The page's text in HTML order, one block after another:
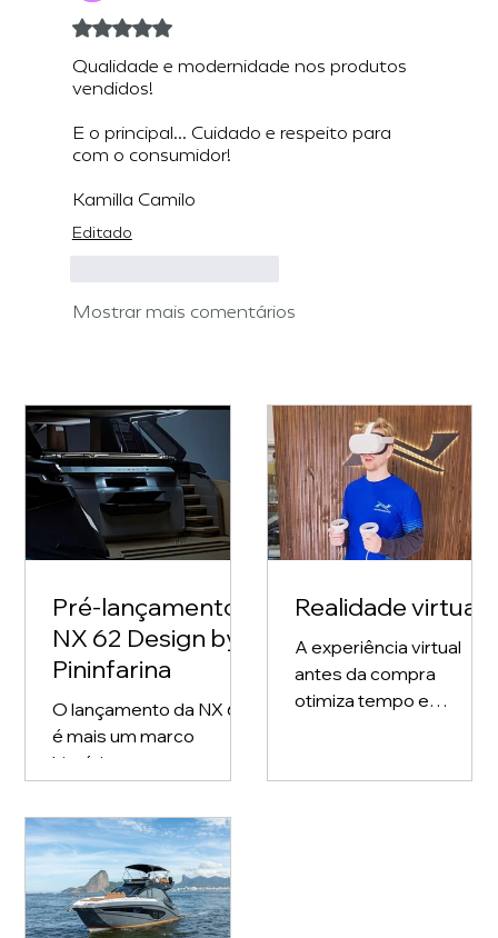
Pré-lançamento
NX 62 Design by
Pininfarina
O lançamento da NX 62
é mais um marco
histórico para a marca e
também para o
segmento pois trata-se
de uma embarcação de
projeto totalmente
novo. O projeto está
sendo totalmente
Realidade virtual
A experiência virtual
antes da compra
otimiza tempo e
grandens
Avaliado com 5 de 5 estrelas.
Qualidade e modernidade nos produtos
vendidos!
E o principal... Cuidado e respeito para
com o consumidor!
Kamilla Camilo
Editado
Mostrar mais comentários